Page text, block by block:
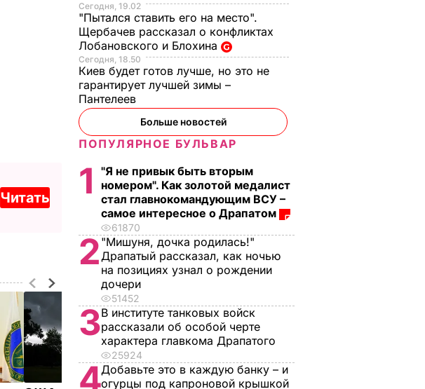
Читать
Сегодня, 19.02
"Пытался ставить его на место".
Щербачев рассказал о конфликтах
Лобановского и Блохина
Сегодня, 18.50
Киев будет готов лучше, но это не
гарантирует лучшей зимы –
Пантелеев
Больше новостей
ПОПУЛЯРНОЕ БУЛЬВАР
1
"Я не привык быть вторым
номером". Как золотой медалист
стал главнокомандующим ВСУ –
самое интересное о Драпатом
61870
2 "Мишуня, дочка родилась!"
Драпатый рассказал, как ночью
на позициях узнал о рождении
дочери
51452
3В институте танковых войск
рассказали об особой черте
характера главкома Драпатого
25924
4Добавьте это в каждую банку – и
огурцы под капроновой крышкой